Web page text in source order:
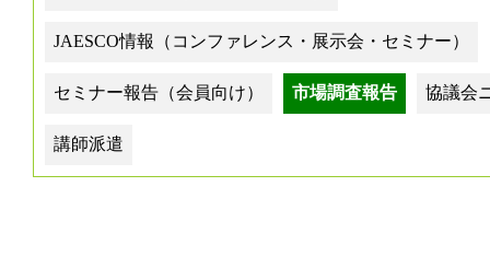
JAESCO情報（コンファレンス・展示会・セミナー）
セミナー報告（会員向け） 市場調査報告 協議会
講師派遣